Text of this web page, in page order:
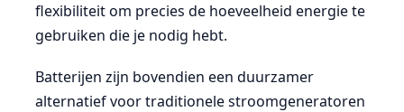
flexibiliteit om precies de hoeveelheid energie te
gebruiken die je nodig hebt.
Batterijen zijn bovendien een duurzamer
alternatief voor traditionele stroomgeneratoren